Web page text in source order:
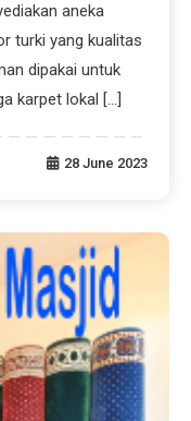
aneka
turki yang kualitas
dipakai untuk
karpet lokal […]
28 June 2023